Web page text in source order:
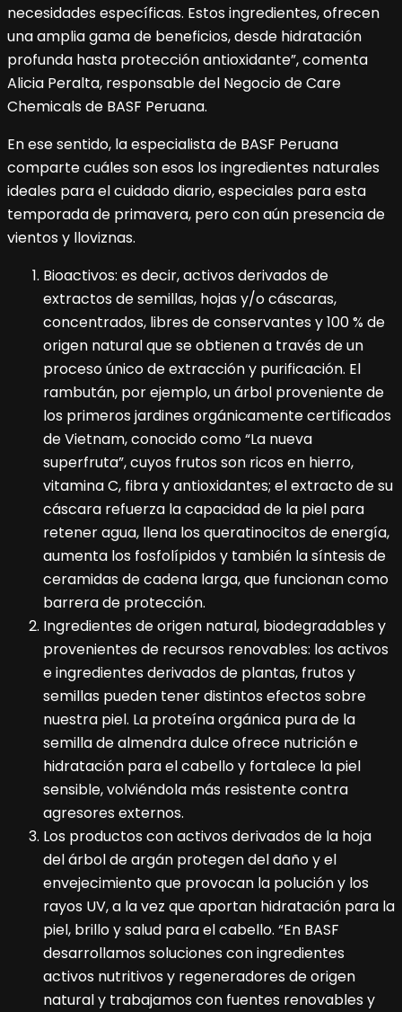
necesidades específicas. Estos ingredientes, ofrecen
una amplia gama de beneficios, desde hidratación
profunda hasta protección antioxidante”, comenta
Alicia Peralta, responsable del Negocio de Care
Chemicals de BASF Peruana.
En ese sentido, la especialista de BASF Peruana
comparte cuáles son esos los ingredientes naturales
ideales para el cuidado diario, especiales para esta
temporada de primavera, pero con aún presencia de
vientos y lloviznas.
Bioactivos: es decir, activos derivados de
extractos de semillas, hojas y/o cáscaras,
concentrados, libres de conservantes y 100 % de
origen natural que se obtienen a través de un
proceso único de extracción y purificación. El
rambután, por ejemplo, un árbol proveniente de
los primeros jardines orgánicamente certificados
de Vietnam, conocido como “La nueva
superfruta”, cuyos frutos son ricos en hierro,
vitamina C, fibra y antioxidantes; el extracto de su
cáscara refuerza la capacidad de la piel para
retener agua, llena los queratinocitos de energía,
aumenta los fosfolípidos y también la síntesis de
ceramidas de cadena larga, que funcionan como
barrera de protección.
Ingredientes de origen natural, biodegradables y
provenientes de recursos renovables: los activos
e ingredientes derivados de plantas, frutos y
semillas pueden tener distintos efectos sobre
nuestra piel. La proteína orgánica pura de la
semilla de almendra dulce ofrece nutrición e
hidratación para el cabello y fortalece la piel
sensible, volviéndola más resistente contra
agresores externos.
Los productos con activos derivados de la hoja
del árbol de argán protegen del daño y el
envejecimiento que provocan la polución y los
rayos UV, a la vez que aportan hidratación para la
piel, brillo y salud para el cabello. “En BASF
desarrollamos soluciones con ingredientes
activos nutritivos y regeneradores de origen
natural y trabajamos con fuentes renovables y